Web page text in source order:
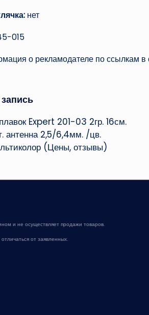
нет
015
о рекламодателе по ссылкам в
Expert 201-03 2гр. 16см.
антенна 2,5/6,4мм. /цв.
(Цены, отзывы)
и не осуществляет продажи товаров.
от заявленных.